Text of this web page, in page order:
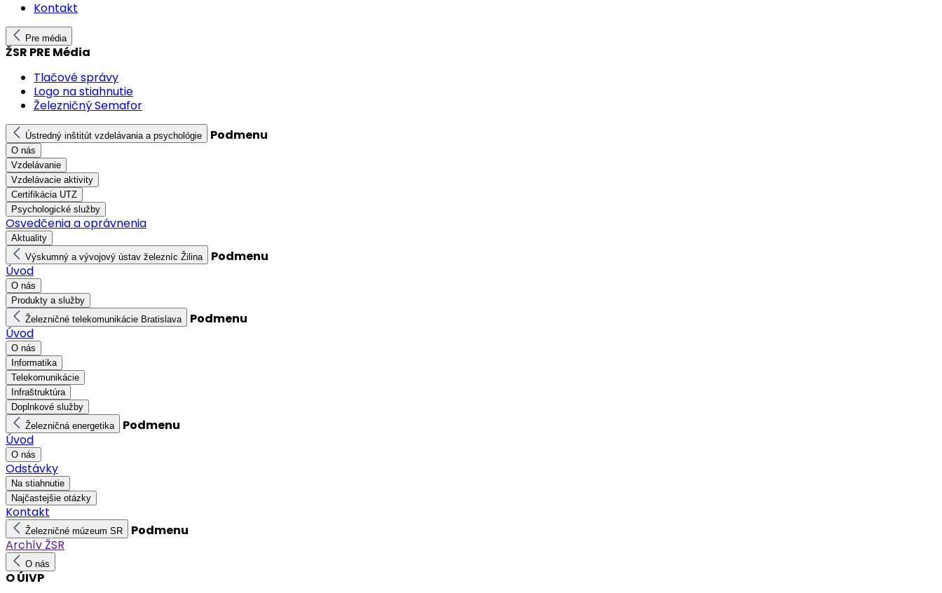
Kontakt
Pre média
ŽSR PRE Média
Tlačové správy
Logo na stiahnutie
Železničný Semafor
Ústredný inštitút vzdelávania a psychológie Podmenu
O nás
Vzdelávanie
Vzdelávacie aktivity
Certifikácia UTZ
Psychologické služby
Osvedčenia a oprávnenia
Aktuality
Výskumný a vývojový ústav železníc Žilina
Podmenu
Úvod
O nás
Produkty a služby
Železničné telekomunikácie Bratislava
Podmenu
Úvod
O nás
Informatika
Telekomunikácie
Infraštruktúra
Doplnkové služby
Železničná energetika
Podmenu
Úvod
O nás
Odstávky
Na stiahnutie
Najčastejšie otázky
Kontakt
Železničné múzeum SR
Podmenu
Archív ŽSR
O nás
O ÚIVP